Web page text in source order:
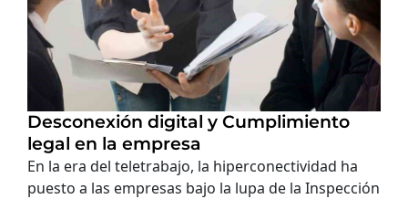
Desconexión digital y Cumplimiento
legal en la empresa
En la era del teletrabajo, la hiperconectividad ha
puesto a las empresas bajo la lupa de la Inspección